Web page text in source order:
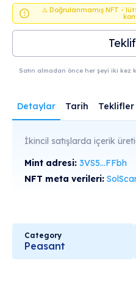
⚠️ Doğrulanmamış NFT -
Satın almadan önce her şeyi iki kez
Detaylar Tarih Teklifler
İkincil satışlarda içerik
Mint adresi: 3VS5...FFbh
NFT meta verileri:
Category
Peasant